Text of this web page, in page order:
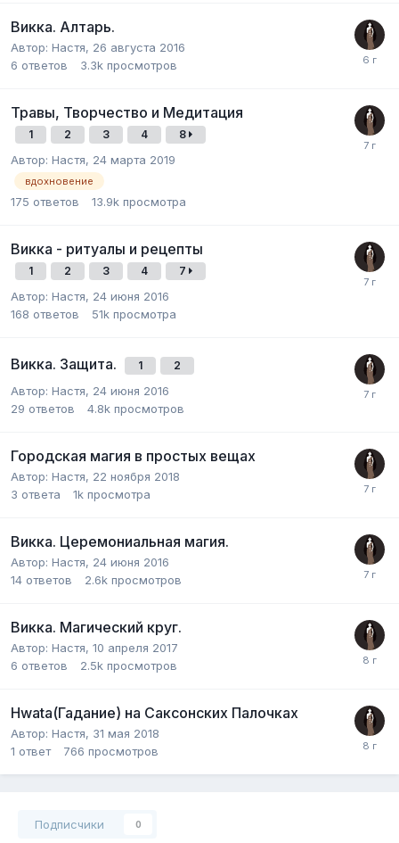
Викка. Алтарь.
Автор: Настя, 26 августа 2016
6 ответов 3.3k просмотров
Травы, Творчество и Медитация
1 2 3 4 8
Автор: Настя, 24 марта 2019
вдохновение
175 ответов 13.9k просмотра
Викка - ритуалы и рецепты
1 2 3 4 7
Автор: Настя, 24 июня 2016
168 ответов 51k просмотра
Викка. Защита. 1 2
Автор: Настя, 24 июня 2016
29 ответов 4.8k просмотров
Городская магия в простых вещах
Автор: Настя, 22 ноября 2018
3 ответа 1k просмотра
Викка. Церемониальная магия.
Автор: Настя, 24 июня 2016
14 ответов 2.6k просмотров
Викка. Магический круг.
Автор: Настя, 10 апреля 2017
6 ответов 2.5k просмотров
Hwata(Гадание) на Саксонских Палочках
Автор: Настя, 31 мая 2018
1 ответ 766 просмотров
Подписчики 0